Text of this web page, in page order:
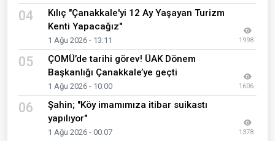
04
Kılıç "Çanakkale'yi 12 Ay Yaşayan Turizm
Kenti Yapacağız"
1 Ağu 2026 - 13:11 1998
05
ÇOMÜ’de tarihi görev! ÜAK Dönem
Başkanlığı Çanakkale’ye geçti
1 Ağu 2026 - 10:00 1606
06
Şahin; "Köy imamımıza itibar suikastı
yapılıyor"
1 Ağu 2026 - 00:07 1378